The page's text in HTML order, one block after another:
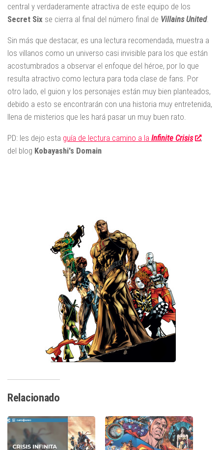
central y verdaderamente atractiva de este equipo de los
Secret Six se cierra al final del número final de Villains United.
Sin más que destacar, es una lectura recomendada, muestra a
los villanos como un universo casi invisible para los que están
acostumbrados a observar el enfoque del héroe, por lo que
resulta atractivo como lectura para toda clase de fans. Por
otro lado, el guion y los personajes están muy bien planteados,
debido a esto se encontrarán con una historia muy entretenida,
llena de misterios que les hará pasar un muy buen rato.
PD: les dejo esta guía de lectura camino a la Infinite Crisis
,
del blog Kobayashi's Domain
Relacionado